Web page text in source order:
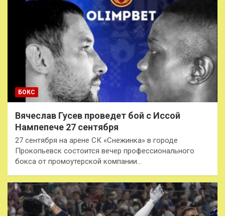
БОКС
Вячеслав Гусев проведет бой с Иссой
Нампепече 27 сентября
27 сентября на арене СК «Снежинка» в городе
Прокопьевск состоится вечер профессионального
бокса от промоутерской компании…